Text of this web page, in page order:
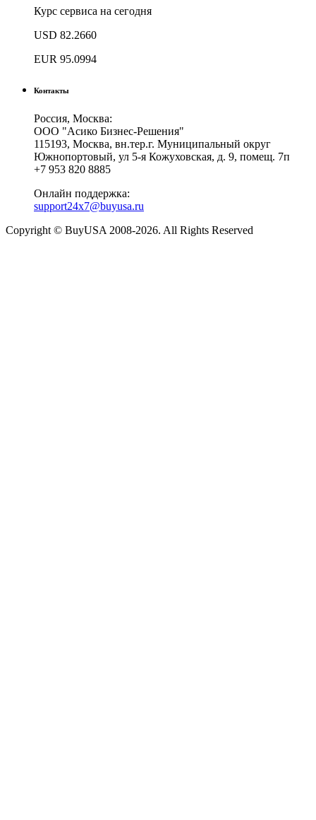
Курс сервиса на сегодня
USD 82.2660
EUR 95.0994
Контакты
Россия, Москва:
ООО "Асико Бизнес-Решения"
115193, Москва, вн.тер.г. Муниципальный округ
Южнопортовый, ул 5-я Кожуховская, д. 9, помещ. 7п
+7 953 820 8885
Онлайн поддержка:
support24x7@buyusa.ru
Copyright © BuyUSA 2008-2026. All Rights Reserved